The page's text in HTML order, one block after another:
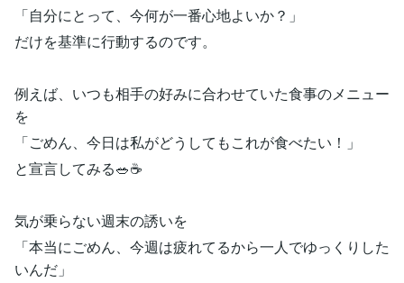
「自分にとって、今何が一番心地よいか？」
だけを基準に行動するのです。
例えば、いつも相手の好みに合わせていた食事のメニュー
を
「ごめん、今日は私がどうしてもこれが食べたい！」
と宣言してみる🥗☕️
気が乗らない週末の誘いを
「本当にごめん、今週は疲れてるから一人でゆっくりした
いんだ」